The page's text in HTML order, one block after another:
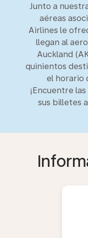
Junto a
aéreas
Airlines le
llegan al
Auckland
quinientos
el horario
¡Encuentre
sus billetes